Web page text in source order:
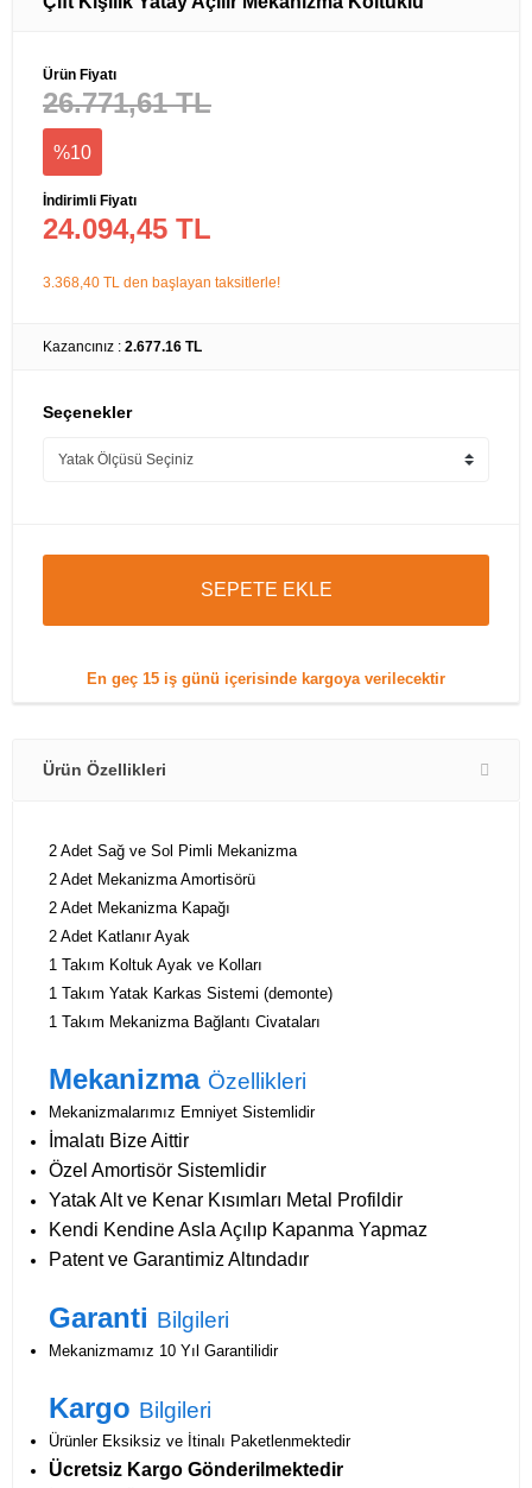
Ürün Fiyatı
26.771,61 TL
%10
İndirimli Fiyatı
24.094,45 TL
3.368,40 TL den başlayan taksitlerle!
Kazancınız : 2.677.16 TL
Seçenekler
SEPETE EKLE
En geç 15 iş günü içerisinde kargoya verilecektir
Ürün Özellikleri
2 Adet Sağ ve Sol Pimli Mekanizma
2 Adet Mekanizma Amortisörü
2 Adet Mekanizma Kapağı
2 Adet Katlanır Ayak
1 Takım Koltuk Ayak ve Kolları
1 Takım Yatak Karkas Sistemi (demonte)
1 Takım Mekanizma Bağlantı Civataları
Mekanizma Özellikleri
Mekanizmalarımız Emniyet Sistemlidir
İmalatı Bize Aittir
Özel Amortisör Sistemlidir
Yatak Alt ve Kenar Kısımları Metal Profildir
Kendi Kendine Asla Açılıp Kapanma Yapmaz
Patent ve Garantimiz Altındadır
Garanti Bilgileri
Mekanizmamız 10 Yıl Garantilidir
Kargo Bilgileri
Ürünler Eksiksiz ve İtinalı Paketlenmektedir
Ücretsiz Kargo Gönderilmektedir